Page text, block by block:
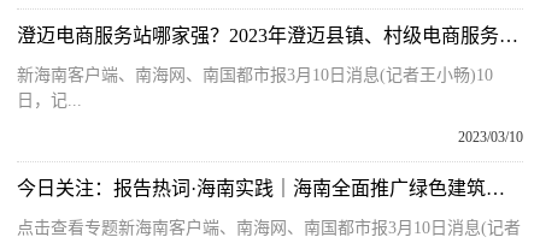
澄迈电商服务站哪家强？2023年澄迈县镇、村级电商服务站星级评比活动开始报名了
新海南客户端、南海网、南国都市报3月10日消息(记者王小畅)10
日，记...
2023/03/10
今日关注：报告热词·海南实践｜海南全面推广绿色建筑，装配式建筑高质量规模化发展居全国前列
点击查看专题新海南客户端、南海网、南国都市报3月10日消息(记者